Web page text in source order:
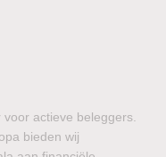
actieve beleggers.
bieden wij